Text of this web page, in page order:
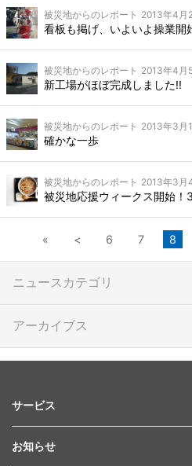
被災地からのレポート 2013年4月
看板も掲げ、いよいよ操業開
被災地からのレポート 2013年4月
新工場がほぼ完成しました!!
被災地からのレポート 2013年3月
確かな一歩
被災地からのレポート 2013年3月
被災地応援ウィークス開始！
« < 6 7 8
ニュースカテゴリ
アーカイブス
サービス
お知らせ